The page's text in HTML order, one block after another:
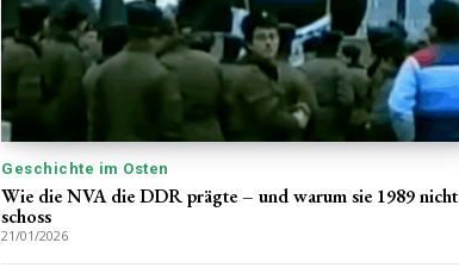
Geschichte im Osten
Wie die NVA die DDR prägte – und warum sie 1989 nicht
schoss
21/01/2026